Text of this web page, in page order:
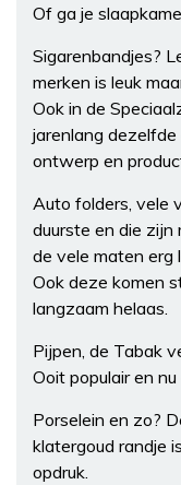
Of ga je
Sigarenbandjes?
merken is leuk
Ook in de
jarenlang
ontwerp en
Auto folders, vele
duurste en die
de vele maten erg
Ook deze komen
langzaam helaas.
Pijpen, de Tabak
Ooit populair en
Porselein en zo?
klatergoud randje
opdruk.